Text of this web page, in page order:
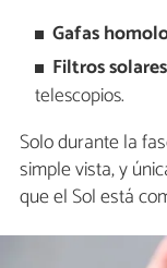
Gafas
Filtros
telescopios.
Solo durante la
simple vista, y
que el Sol está